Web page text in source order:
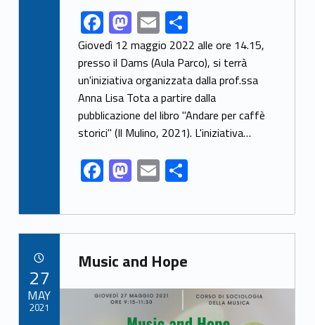
Link identifier share facebook archive #share-link-archive-32887F
ac
e
b
o
o
k
M
as
to
d
o
n
E
m
ai
l
S
h
ar
e
Giovedì 12 maggio 2022 alle ore 14.15,
presso il Dams (Aula Parco), si terrà
un'iniziativa organizzata dalla prof.ssa
Anna Lisa Tota a partire dalla
pubblicazione del libro "Andare per caffè
storici" (Il Mulino, 2021). L'iniziativa…
F
ac
e
b
o
o
k
M
as
to
d
o
n
E
m
ai
l
S
ar
e
Link identifier archive #link-archive-64213
Music and Hope
Link identifier archive #link-archive-thumb-soap-32288
27
MAY
2021